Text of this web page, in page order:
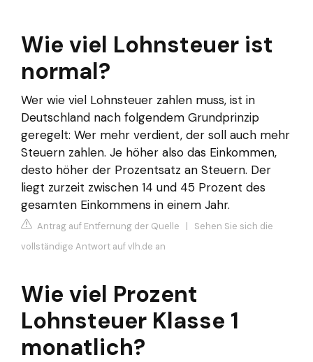
Wie viel Lohnsteuer ist
normal?
Wer wie viel Lohnsteuer zahlen muss, ist in
Deutschland nach folgendem Grundprinzip
geregelt: Wer mehr verdient, der soll auch mehr
Steuern zahlen. Je höher also das Einkommen,
desto höher der Prozentsatz an Steuern. Der
liegt zurzeit zwischen 14 und 45 Prozent des
gesamten Einkommens in einem Jahr.
Antrag auf Entfernung der Quelle | Sehen Sie sich die
vollständige Antwort auf vlh.de an
Wie viel Prozent
Lohnsteuer Klasse 1
monatlich?